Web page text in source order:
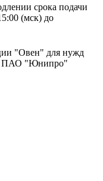
срока подачи
(мск) до
"Овен" для нужд
ПАО "Юнипро"